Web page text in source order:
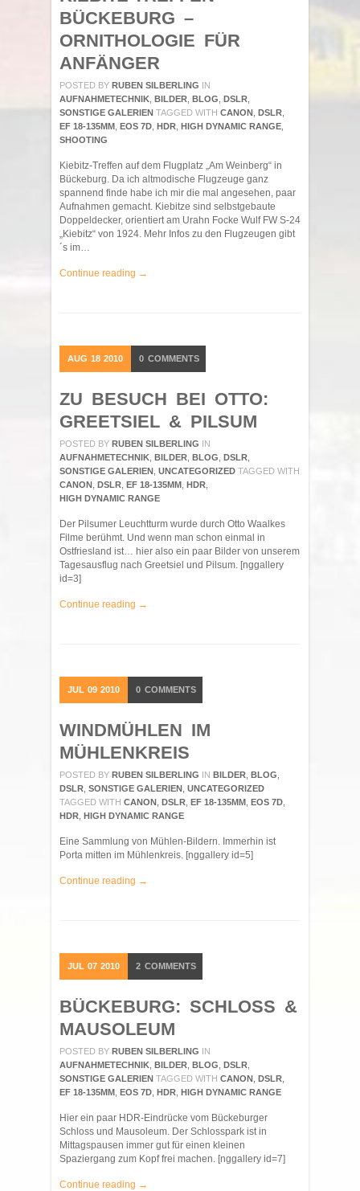
BÜCKEBURG –
ORNITHOLOGIE FÜR
ANFÄNGER
POSTED BY RUBEN SILBERLING IN
AUFNAHMETECHNIK BILDER BLOG DSLR
SONSTIGE GALERIEN TAGGED WITH CANON DSLR
EF 18-135MM EOS 7D HDR HIGH DYNAMIC RANGE
SHOOTING
Kiebitz-Treffen auf dem Flugplatz „Am Weinberg“ in
Bückeburg. Da ich altmodische Flugzeuge ganz
spannend finde habe ich mir die mal angesehen, paar
Aufnahmen gemacht. Kiebitze sind selbstgebaute
Doppeldecker, orientiert am Urahn Focke Wulf FW S-24
„Kiebitz“ von 1924. Mehr Infos zu den Flugzeugen gibt
´s im…
Continue reading →
AUG 18 2010 0 COMMENTS
ZU BESUCH BEI OTTO:
GREETSIEL & PILSUM
POSTED BY RUBEN SILBERLING IN
AUFNAHMETECHNIK BILDER BLOG DSLR
SONSTIGE GALERIEN UNCATEGORIZED TAGGED WITH
CANON DSLR EF 18-135MM HDR
HIGH DYNAMIC RANGE
Der Pilsumer Leuchtturm wurde durch Otto Waalkes
Filme berühmt. Und wenn man schon einmal in
Ostfriesland ist… hier also ein paar Bilder von unserem
Tagesausflug nach Greetsiel und Pilsum. [nggallery
id=3]
Continue reading →
JUL 09 2010 0 COMMENTS
WINDMÜHLEN IM
MÜHLENKREIS
POSTED BY RUBEN SILBERLING IN BILDER BLOG
DSLR SONSTIGE GALERIEN UNCATEGORIZED
TAGGED WITH CANON DSLR EF 18-135MM EOS 7D
HDR HIGH DYNAMIC RANGE
Eine Sammlung von Mühlen-Bildern. Immerhin ist
Porta mitten im Mühlenkreis. [nggallery id=5]
Continue reading →
JUL 07 2010 2 COMMENTS
BÜCKEBURG: SCHLOSS &
MAUSOLEUM
POSTED BY RUBEN SILBERLING IN
AUFNAHMETECHNIK BILDER BLOG DSLR
SONSTIGE GALERIEN TAGGED WITH CANON DSLR
EF 18-135MM EOS 7D HDR HIGH DYNAMIC RANGE
Hier ein paar HDR-Eindrücke vom Bückeburger
Schloss und Mausoleum. Der Schlosspark ist in
Mittagspausen immer gut für einen kleinen
Spaziergang zum Kopf frei machen. [nggallery id=7]
Continue reading →